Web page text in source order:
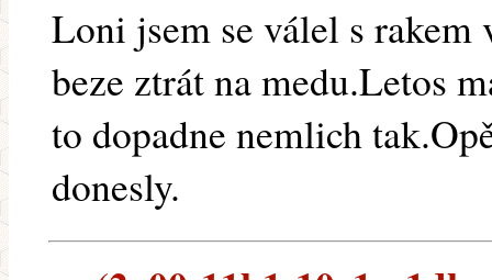
Loni jsem se válel s
beze ztrát na medu.Letos
to dopadne nemlich
donesly.